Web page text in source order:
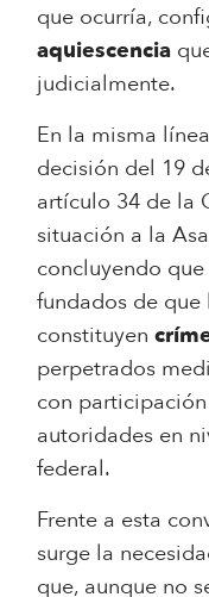
que ocurría,
aquiescencia
judicialmente.
En la misma
decisión del 19
artículo 34 de la
situación a la
concluyendo
fundados de que
constituyen
perpetrados
con
autoridades en
federal.
Frente a esta
surge la
que, aunque no